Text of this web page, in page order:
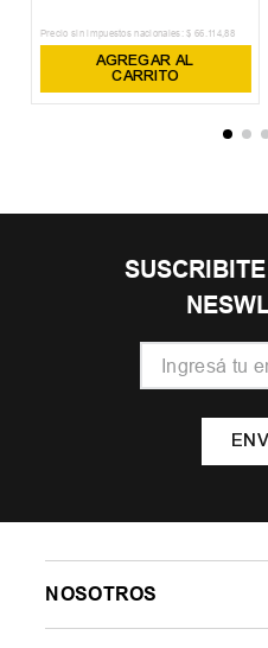
Precio sin impuestos nacionales: $ 66 114,88
AGREGAR AL
CARRITO
NOSOTROS